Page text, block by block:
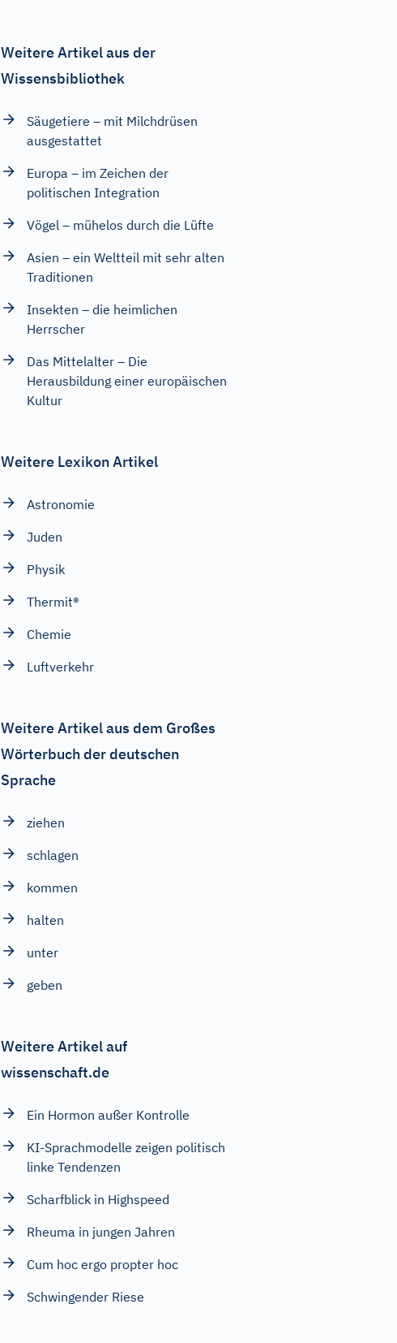
Weitere Artikel aus der
Wissensbibliothek
Säugetiere – mit Milchdrüsen
ausgestattet
Europa – im Zeichen der
politischen Integration
Vögel – mühelos durch die Lüfte
Asien – ein Weltteil mit sehr alten
Traditionen
Insekten – die heimlichen
Herrscher
Das Mittelalter – Die
Herausbildung einer europäischen
Kultur
Weitere Lexikon Artikel
Astronomie
Juden
Physik
Thermit®
Chemie
Luftverkehr
Weitere Artikel aus dem Großes
Wörterbuch der deutschen
Sprache
ziehen
schlagen
kommen
halten
unter
geben
Weitere Artikel auf
wissenschaft.de
Ein Hormon außer Kontrolle
KI-Sprachmodelle zeigen politisch
linke Tendenzen
Scharfblick in Highspeed
Rheuma in jungen Jahren
Cum hoc ergo propter hoc
Schwingender Riese